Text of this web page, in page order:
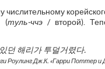
числительному
(туль-ччэ/ второй).
있던 해리가 투덜거렸다.
Роулинг Дж.К. «Гарри Поттер